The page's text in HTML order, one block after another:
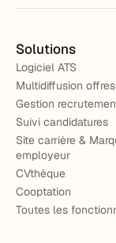
Solutions
Logiciel ATS
Multidiffusion
Gestion
Suivi candidatures
Site carrière &
employeur
CVthèque
Cooptation
Toutes les